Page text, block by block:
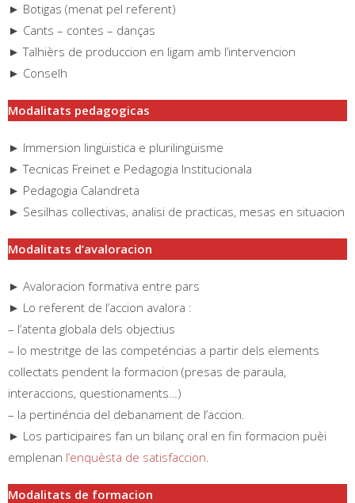
► Botigas (menat pel referent)
► Cants – contes – danças
► Talhièrs de produccion en ligam amb l’intervencion
► Conselh
Modalitats pedagogicas
► Immersion lingüistica e plurilingüisme
► Tecnicas Freinet e Pedagogia Institucionala
► Pedagogia Calandreta
► Sesilhas collectivas, analisi de practicas, mesas en situacion
Modalitats d’avaloracion
► Avaloracion formativa entre pars
► Lo referent de l’accion avalora :
– l’atenta globala dels objectius
– lo mestritge de las competéncias a partir dels elements
collectats pendent la formacion (presas de paraula,
interaccions, questionaments…)
– la pertinéncia del debanament de l’accion.
► Los participaires fan un bilanç oral en fin formacion puèi
emplenan l’enquèsta de satisfaccion.
Modalitats de formacion